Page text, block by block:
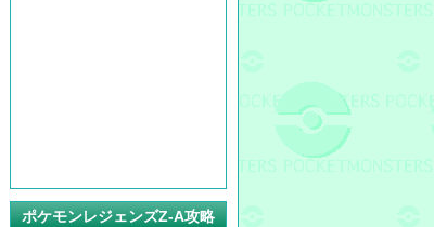
ポケモンレジェンズZ-A攻略